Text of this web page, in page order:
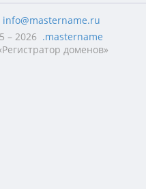
info@mastername.ru
– 2026 .mastername
доменов»